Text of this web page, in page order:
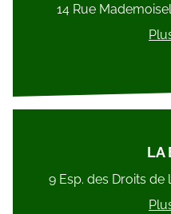
14 Rue
LA
9 Esp. des Droits de